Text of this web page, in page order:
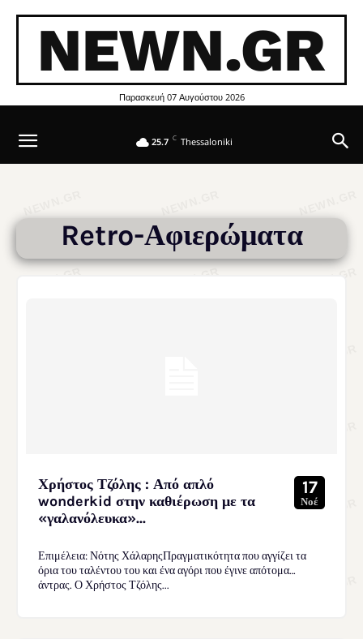
NEWN.GR
Παρασκευή 07 Αυγούστου 2026
25.7 C Thessaloniki
Retro-Αφιερώματα
Χρήστος Τζόλης : Από απλό
wonderkid στην καθιέρωση με τα
«γαλανόλευκα»...
17
Νοέ
Επιμέλεια: Νότης ΧάλαρηςΠραγματικότητα που αγγίζει τα
όρια του ταλέντου του και ένα αγόρι που έγινε απότομα…
άντρας. Ο Χρήστος Τζόλης...